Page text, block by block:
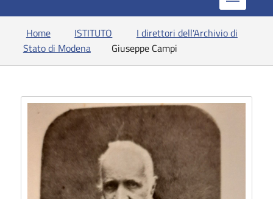
Home ISTITUTO
I direttori dell'Archivio di
Stato di Modena
Giuseppe Campi